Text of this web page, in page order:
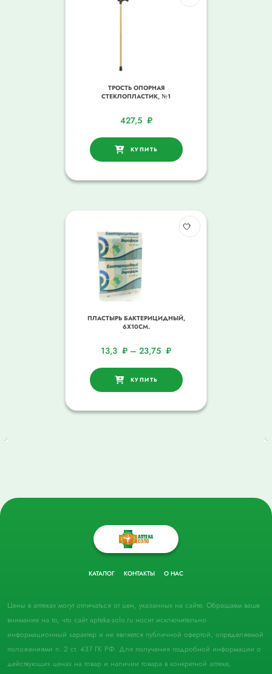
ТРОСТЬ ОПОРНАЯ
СТЕКЛОПЛАСТИК, №1
427,5 ₽
КУПИТЬ
ПЛАСТЫРЬ БАКТЕРИЦИДНЫЙ,
6Х10СМ.
13,3 ₽ – 23,75 ₽
КУПИТЬ
КАТАЛОГ КОНТАКТЫ О НАС
Цены в аптеках могут отличаться от цен, указанных на сайте. Обращаем ваше
внимание на то, что сайт apteka-solo.ru носит исключительно
информационный характер и не является публичной офертой, определяемой
положениями п. 2 ст. 437 ГК РФ. Для получения подробной информации о
действующих ценах на товар и наличии товара в конкретной аптеке,